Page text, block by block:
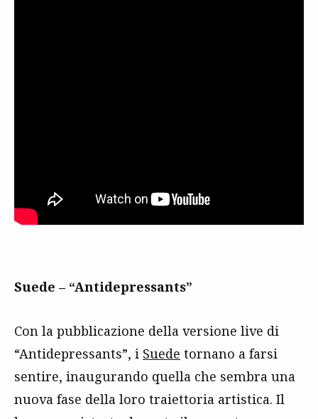
Suede – “Antidepressants”
Con la pubblicazione della versione live di
“Antidepressants”, i Suede tornano a farsi
sentire, inaugurando quella che sembra una
nuova fase della loro traiettoria artistica. Il